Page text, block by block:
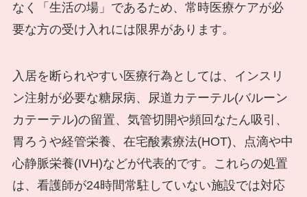
なく「生活の場」であるため、常時医療ケアが必
要な方の受け入れには限界があります。
入居を断られやすい医療行為としては、インスリ
ン注射が必要な糖尿病、尿道カテーテル(バルーン
カテーテル)の留置、気管切開や頻回なたん吸引、
胃ろうや経管栄養、在宅酸素療法(HOT)、点滴や中
心静脈栄養(IVH)などが代表的です。これらの処置
は、看護師が24時間常駐していない施設では対応